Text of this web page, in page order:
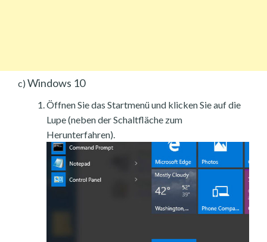
c) Windows 10
Öffnen Sie das Startmenü und klicken Sie auf die
Lupe (neben der Schaltfläche zum
Herunterfahren).